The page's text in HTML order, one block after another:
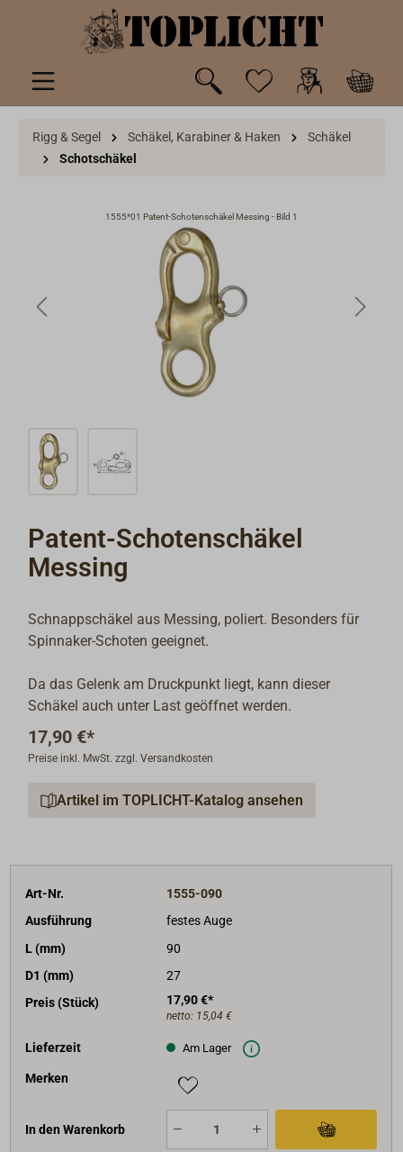
springen
Rigg & Segel Schäkel, Karabiner & Haken
Schäkel
Schotschäkel
1555*01 Patent-Schotenschäkel Messing - Bild 1
Patent-Schotenschäkel
Messing
Schnappschäkel aus Messing, poliert. Besonders für
Spinnaker-Schoten geeignet.
Da das Gelenk am Druckpunkt liegt, kann dieser
Schäkel auch unter Last geöffnet werden.
17,90 €*
Preise inkl. MwSt. zzgl. Versandkosten
Artikel im TOPLICHT-Katalog ansehen
Art-Nr.
1555-090
Ausführung
festes Auge
L (mm)
90
D1 (mm)
27
Preis (Stück)
17,90 €*
netto: 15,04 €
Lieferzeit Am Lager
Merken
In den Warenkorb